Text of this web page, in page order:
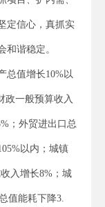
定信心，真抓实
和谐稳定。
总值增长10%以
政一般预算收入
；外贸进出口总
以内；城镇
入增长8%；城
值能耗下降3.